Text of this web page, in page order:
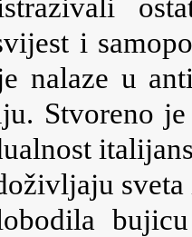
i
nalaze u
Stvoreno